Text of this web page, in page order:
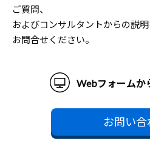
ご質問、
およびコンサルタントからの説
お問合せください。
Webフォームか
お問い合